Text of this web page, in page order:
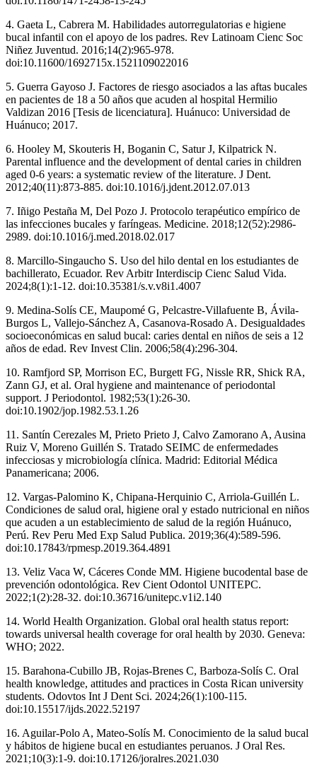
4. Gaeta L, Cabrera M. Habilidades autorregulatorias e higiene
bucal infantil con el apoyo de los padres. Rev Latinoam Cienc Soc
Niñez Juventud. 2016;14(2):965-978.
doi:10.11600/1692715x.1521109022016
5. Guerra Gayoso J. Factores de riesgo asociados a las aftas bucales
en pacientes de 18 a 50 años que acuden al hospital Hermilio
Valdizan 2016 [Tesis de licenciatura]. Huánuco: Universidad de
Huánuco; 2017.
6. Hooley M, Skouteris H, Boganin C, Satur J, Kilpatrick N.
Parental influence and the development of dental caries in children
aged 0-6 years: a systematic review of the literature. J Dent.
2012;40(11):873-885. doi:10.1016/j.jdent.2012.07.013
7. Iñigo Pestaña M, Del Pozo J. Protocolo terapéutico empírico de
las infecciones bucales y faríngeas. Medicine. 2018;12(52):2986-
2989. doi:10.1016/j.med.2018.02.017
8. Marcillo-Singaucho S. Uso del hilo dental en los estudiantes de
bachillerato, Ecuador. Rev Arbitr Interdiscip Cienc Salud Vida.
2024;8(1):1-12. doi:10.35381/s.v.v8i1.4007
9. Medina-Solís CE, Maupomé G, Pelcastre-Villafuente B, Ávila-
Burgos L, Vallejo-Sánchez A, Casanova-Rosado A. Desigualdades
socioeconómicas en salud bucal: caries dental en niños de seis a 12
años de edad. Rev Invest Clin. 2006;58(4):296-304.
10. Ramfjord SP, Morrison EC, Burgett FG, Nissle RR, Shick RA,
Zann GJ, et al. Oral hygiene and maintenance of periodontal
support. J Periodontol. 1982;53(1):26-30.
doi:10.1902/jop.1982.53.1.26
11. Santín Cerezales M, Prieto Prieto J, Calvo Zamorano A, Ausina
Ruiz V, Moreno Guillén S. Tratado SEIMC de enfermedades
infecciosas y microbiología clínica. Madrid: Editorial Médica
Panamericana; 2006.
12. Vargas-Palomino K, Chipana-Herquinio C, Arriola-Guillén L.
Condiciones de salud oral, higiene oral y estado nutricional en niños
que acuden a un establecimiento de salud de la región Huánuco,
Perú. Rev Peru Med Exp Salud Publica. 2019;36(4):589-596.
doi:10.17843/rpmesp.2019.364.4891
13. Veliz Vaca W, Cáceres Conde MM. Higiene bucodental base de
prevención odontológica. Rev Cient Odontol UNITEPC.
2022;1(2):28-32. doi:10.36716/unitepc.v1i2.140
14. World Health Organization. Global oral health status report:
towards universal health coverage for oral health by 2030. Geneva:
WHO; 2022.
15. Barahona-Cubillo JB, Rojas-Brenes C, Barboza-Solís C. Oral
health knowledge, attitudes and practices in Costa Rican university
students. Odovtos Int J Dent Sci. 2024;26(1):100-115.
doi:10.15517/ijds.2022.52197
16. Aguilar-Polo A, Mateo-Solís M. Conocimiento de la salud bucal
y hábitos de higiene bucal en estudiantes peruanos. J Oral Res.
2021;10(3):1-9. doi:10.17126/joralres.2021.030